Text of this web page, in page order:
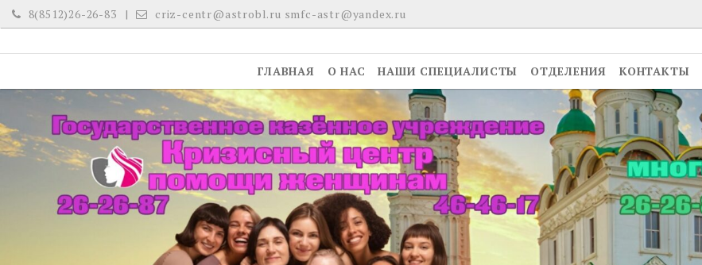
Skip
to
8(8512)26-26-83 criz-centr@astrobl.ru smfc-astr@yandex.ru
ГЛАВНАЯ О НАС НАШИ СПЕЦИАЛИСТЫ ОТДЕЛЕНИЯ КОНТАКТЫ